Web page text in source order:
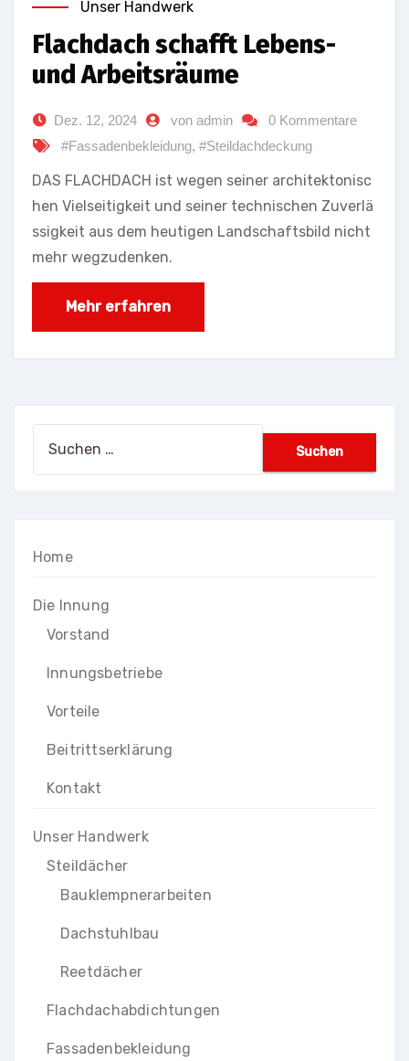
Unser Handwerk
Flachdach schafft Lebens-
und Arbeitsräume
Dez. 12, 2024 von admin
0 Kommentare
#Fassadenbekleidung, #Steildachdeckung
DAS FLACHDACH ist wegen seiner architektonisc
hen Vielseitigkeit und seiner technischen Zuverlä
ssigkeit aus dem heutigen Landschaftsbild nicht
mehr wegzudenken.
Mehr erfahren
Home
Die Innung
Vorstand
Innungsbetriebe
Vorteile
Beitrittserklärung
Kontakt
Unser Handwerk
Steildächer
Bauklempnerarbeiten
Dachstuhlbau
Reetdächer
Flachdachabdichtungen
Fassadenbekleidung